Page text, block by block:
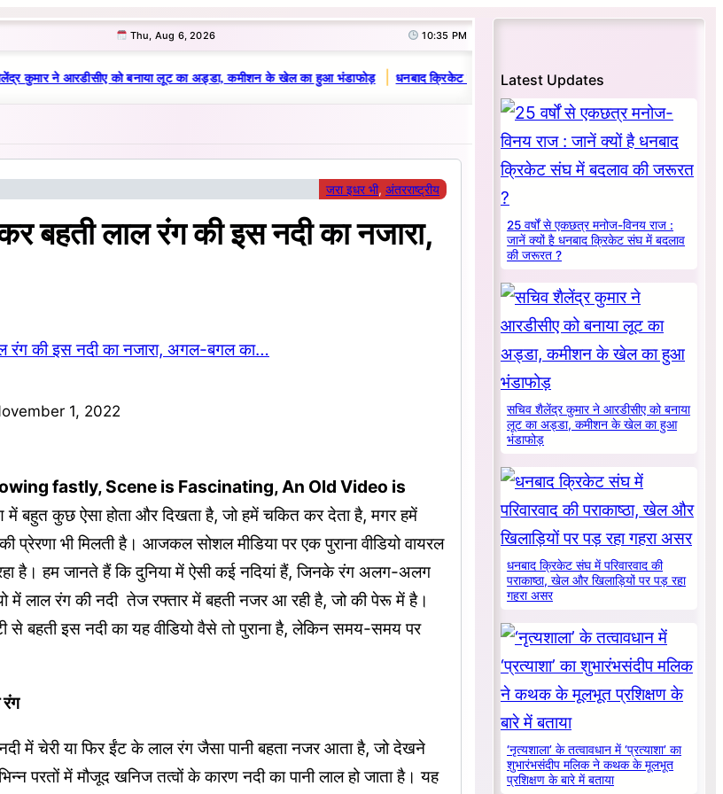
Thu, Aug 6, 2026 10:35 PM
कुमार ने आरडीसीए को बनाया लूट का अड्डा, कमीशन के खेल का हुआ भंडाफोड़ | धनबाद क्रिकेट संघ में परिवारवाद की पराकाष्ठा, खेल और खिलाड़ियों पर पड़
जरा इधर भी, अंतरराष्ट्रीय
बहती लाल रंग की इस नदी का नजारा,
1, 2022
fastly, Scene is Fascinating, An Old Video is
बहुत कुछ ऐसा होता और दिखता है, जो हमें चकित कर देता है, मगर हमें
भी मिलती है। आजकल सोशल मीडिया पर एक पुराना वीडियो वायरल
है। हम जानते हैं कि दुनिया में ऐसी कई नदियां हैं, जिनके रंग अलग-अलग
में लाल रंग की नदी तेज रफ्तार में बहती नजर आ रही है, जो की पेरू में है।
से बहती इस नदी का यह वीडियो वैसे तो पुराना है, लेकिन समय-समय पर
रंग
में चेरी या फिर ईंट के लाल रंग जैसा पानी बहता नजर आता है, जो देखने
परतों में मौजूद खनिज तत्वों के कारण नदी का पानी लाल हो जाता है। यह
Latest Updates
25 वर्षों से एकछत्र मनोज-विनय राज :
जानें क्यों है धनबाद क्रिकेट संघ में बदलाव
की जरूरत ?
सचिव शैलेंद्र कुमार ने आरडीसीए को बनाया
लूट का अड्डा, कमीशन के खेल का हुआ
भंडाफोड़
धनबाद क्रिकेट संघ में परिवारवाद की
पराकाष्ठा, खेल और खिलाड़ियों पर पड़ रहा
गहरा असर
‘नृत्यशाला’ के तत्वावधान में ‘प्रत्याशा’ का
शुभारंभसंदीप मलिक ने कथक के मूलभूत
प्रशिक्षण के बारे में बताया